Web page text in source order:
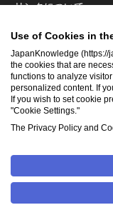
リンクについて
免責事項
運営会社
アクセシビリティ対応
クッキーポリシー
Cookie設定
写真・イラスト等の
Use of Cookies in
JapanKnowledge (https://
the cookies that are
functions to analyze
personalized content. If
If you wish to set cookie
"Cookie Settings."
The Privacy Policy and